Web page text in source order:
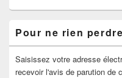
Pour ne rien
Saisissez votre adresse
recevoir l'avis de parution de